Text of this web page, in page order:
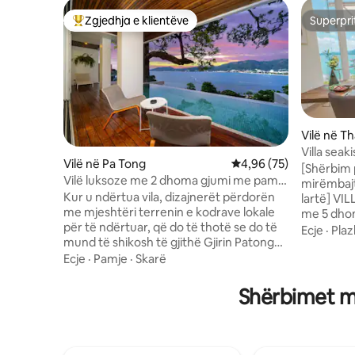
Më të mirat e zgjedhjeve të klientëve
Zgjedhja e klientëve
Vilë në Pa Tong Vlerësimi mesatar
4,96 (75)
Vilë luksoze me 2 dhoma gjumi me pamje
mahnitëse nga deti në Patong
Kur u ndërtua vila, dizajnerët përdorën
me mjeshtëri terrenin e kodrave lokale
për të ndërtuar, që do të thotë se do të
mund të shikosh të gjithë Gjirin Patong
në dhomën e ndenjjes, pishinë,
dashurin tënd, duke dëgjuar këngë
romantike, duke shijuar verë të kuqe dhe
Ecje · Pamje · Skarë
Vilë në
Villa
me
[Shërbim
lartë]
me 5
ndodhet
një
pishinë
Ecje ·
Shërbimet